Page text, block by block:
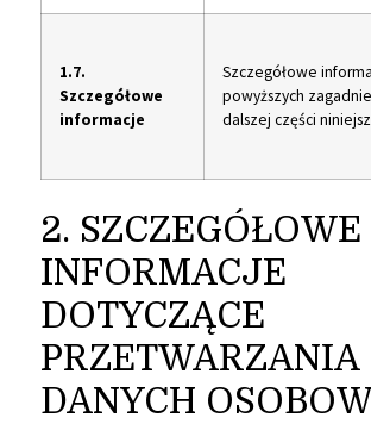
1.7.
Szczegółowe
informacje
Szczegółowe
powyższych
dalszej części
2. SZCZEGÓŁOWE
INFORMACJE
DOTYCZĄCE
PRZETWARZANIA
DANYCH